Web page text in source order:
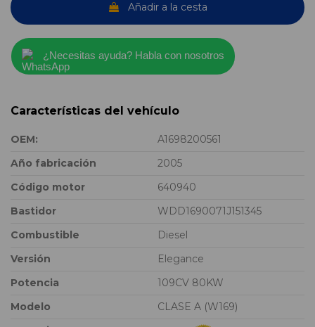
Añadir a la cesta
¿Necesitas ayuda? Habla con nosotros
Características del vehículo
OEM:
A1698200561
Año fabricación
2005
Código motor
640940
Bastidor
WDD1690071J151345
Combustible
Diesel
Versión
Elegance
Potencia
109CV 80KW
Modelo
CLASE A (W169)